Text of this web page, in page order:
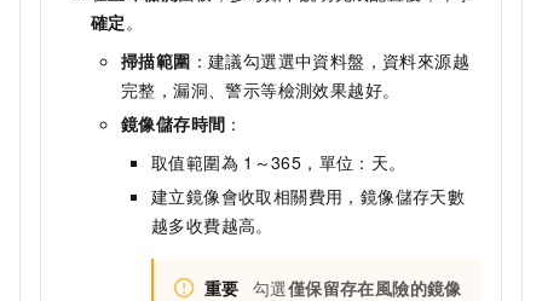
確定 。
掃描範圍 ：建議勾選選中資料盤，資料來源越
完整，漏洞、警示等檢測效果越好。
鏡像儲存時間 ：
取值範圍為 1～365，單位：天。
建立鏡像會收取相關費用，鏡像儲存天數
越多收費越高。
重要 勾選僅保留存在風險的鏡像